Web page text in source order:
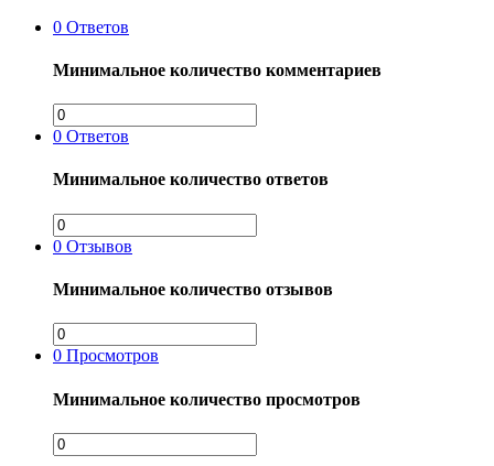
0 Ответов
Минимальное количество комментариев
0 Ответов
Минимальное количество ответов
0 Отзывов
Минимальное количество отзывов
0 Просмотров
Минимальное количество просмотров